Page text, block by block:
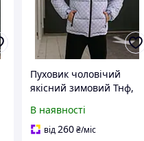
Пуховик чоловічий
якісний зимовий Тнф,
пуховик Tnf Чоловічі
зимові куртки-пуховики
В наявності
від260₴/міс